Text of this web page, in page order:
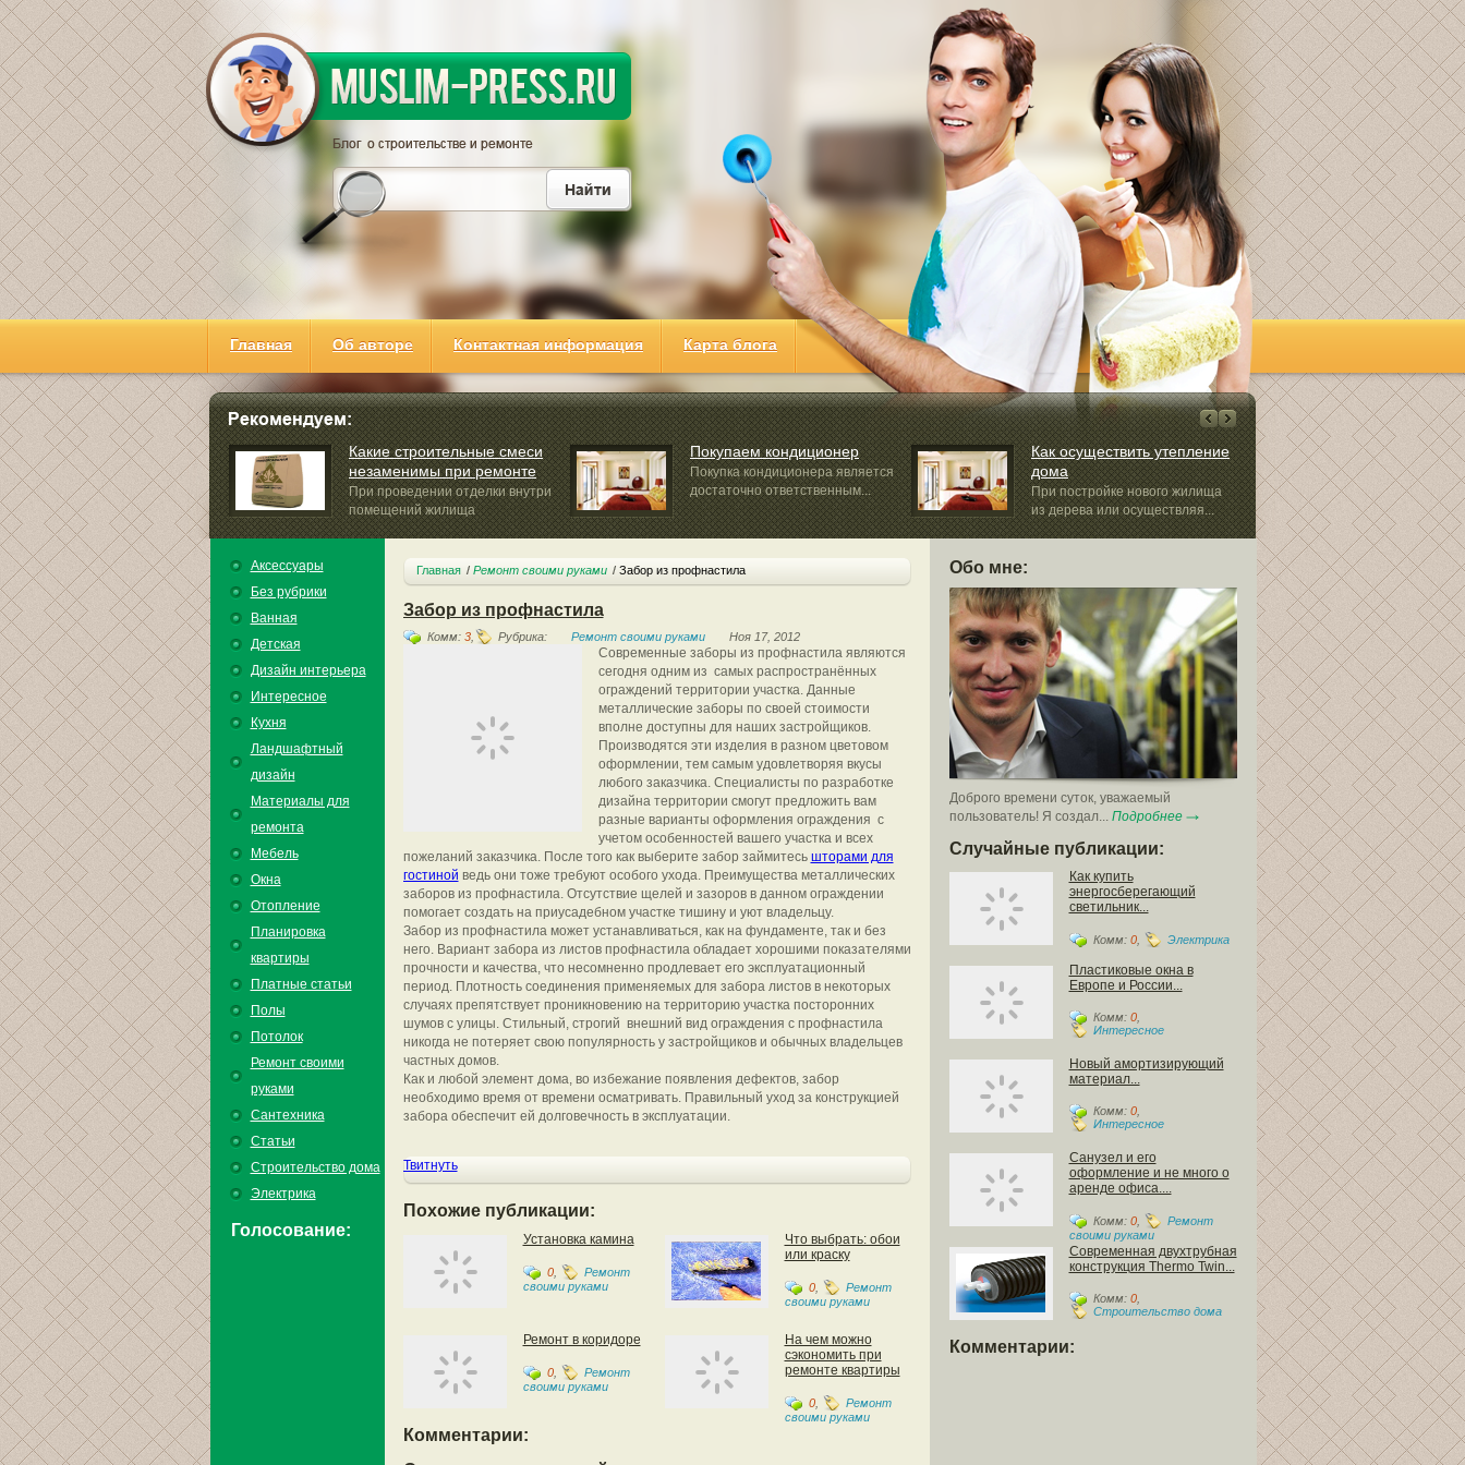
Главная Об авторе Контактная информация Карта блога
Какие строительные смеси
незаменимы при ремонте
При проведении отделки внутри
помещений жилища
практически...
Покупаем кондиционер
Покупка кондиционера является
достаточно ответственным...
Как осуществить утепление
дома
При постройке нового жилища
из дерева или осуществляя...
Как
маленькой
Многие
квартир не
небольшим...
Аксессуары
Без рубрики
Ванная
Детская
Дизайн интерьера
Интересное
Кухня
Ландшафтный
дизайн
Материалы для
ремонта
Мебель
Окна
Отопление
Планировка
квартиры
Платные статьи
Полы
Потолок
Ремонт своими
руками
Сантехника
Статьи
Строительство дома
Электрика
Голосование:
Обо мне:
Доброго времени суток, уважаемый
пользователь! Я создал... Подробнее
Случайные публикации:
Как купить
энергосберегающий
светильник...
Комм: 0, Электрика
Пластиковые окна в
Европе и России...
Комм: 0,
Интересное
Новый амортизирующий
материал...
Комм: 0,
Интересное
Санузел и его
оформление и не много о
аренде офиса....
Комм: 0,
Ремонт
своими руками
Современная двухтрубная
конструкция Thermo Twin...
Комм: 0,
Строительство дома
Комментарии:
Главная Ремонт своими руками Забор из профнастила
Забор из профнастила
Комм: 3, Рубрика: Ремонт своими руками Ноя 17, 2012
Современные заборы из профнастила являются
сегодня одним из самых распространённых
ограждений территории участка. Данные
металлические заборы по своей стоимости
вполне доступны для наших застройщиков.
Производятся эти изделия в разном цветовом
оформлении, тем самым удовлетворяя вкусы
любого заказчика. Специалисты по разработке
дизайна территории смогут предложить вам
разные варианты оформления ограждения с
учетом особенностей вашего участка и всех
пожеланий заказчика. После того как выберите забор займитесь шторами для
гостиной ведь они тоже требуют особого ухода. Преимущества металлических
заборов из профнастила. Отсутствие щелей и зазоров в данном ограждении
помогает создать на приусадебном участке тишину и уют владельцу.
Забор из профнастила может устанавливаться, как на фундаменте, так и без
него. Вариант забора из листов профнастила обладает хорошими показателями
прочности и качества, что несомненно продлевает его эксплуатационный
период. Плотность соединения применяемых для забора листов в некоторых
случаях препятствует проникновению на территорию участка посторонних
шумов с улицы. Стильный, строгий внешний вид ограждения с профнастила
никогда не потеряет свою популярность у застройщиков и обычных владельцев
частных домов.
Как и любой элемент дома, во избежание появления дефектов, забор
необходимо время от времени осматривать. Правильный уход за конструкцией
забора обеспечит ей долговечность в эксплуатации.
Твитнуть
Похожие публикации:
Установка камина
0,
Ремонт
своими руками
Что выбрать: обои
или краску
0,
Ремонт
своими руками
Ремонт в коридоре
0,
Ремонт
своими руками
На чем можно
сэкономить при
ремонте квартиры
0,
Ремонт
своими руками
Комментарии: